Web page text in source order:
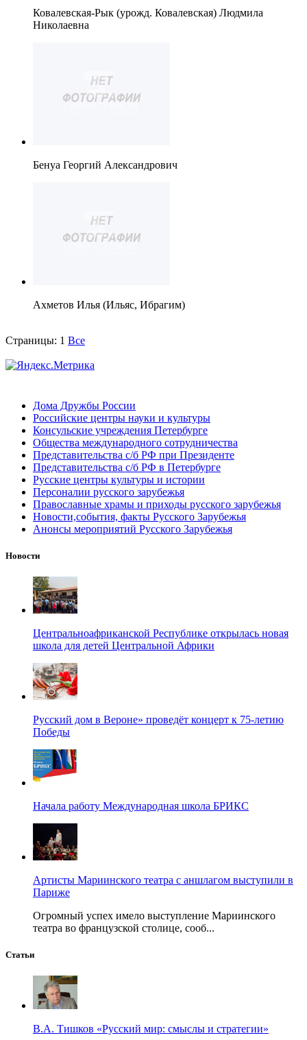
Ковалевская-Рык (урожд. Ковалевская) Людмила
Николаевна
Бенуа Георгий Александрович
Ахметов Илья (Ильяс, Ибрагим)
Страницы: 1 Все
Дома Дружбы России
Российские центры науки и культуры
Консульские учреждения Петербурге
Общества международного сотрудничества
Представительства с/б РФ при Президенте
Представительства с/б РФ в Петербурге
Русские центры культуры и истории
Персоналии русского зарубежья
Православные храмы и приходы русского зарубежья
Новости,события, факты Русского Зарубежья
Анонсы мероприятий Русского Зарубежья
Новости
Центральноафриканской Республике открылась новая
школа для детей Центральной Африки
Русский дом в Вероне» проведёт концерт к 75-летию
Победы
Начала работу Международная школа БРИКС
Артисты Мариинского театра с аншлагом выступили в
Париже
Огромный успех имело выступление Мариинского
театра во французской столице, сооб...
Статьи
В.А. Тишков «Русский мир: смыслы и стратегии»